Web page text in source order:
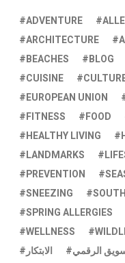
ADVENTURE
ARCHITECTURE
BEACHES
BLOG
CUISINE
EUROPEAN UNION
FITNESS
FOOD
HEALTHY LIVING
LANDMARKS
PREVENTION
SNEEZING
SPRING ALLERGIES
WELLNESS
الابتكار
الرقمي